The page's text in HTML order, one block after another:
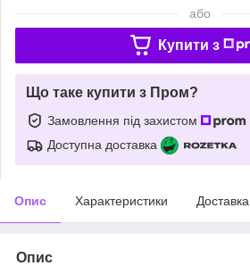
або
Купити з
Що таке купити з Пром?
Замовлення під захистом
Доступна доставка
Опис Характеристики Доставка
Опис